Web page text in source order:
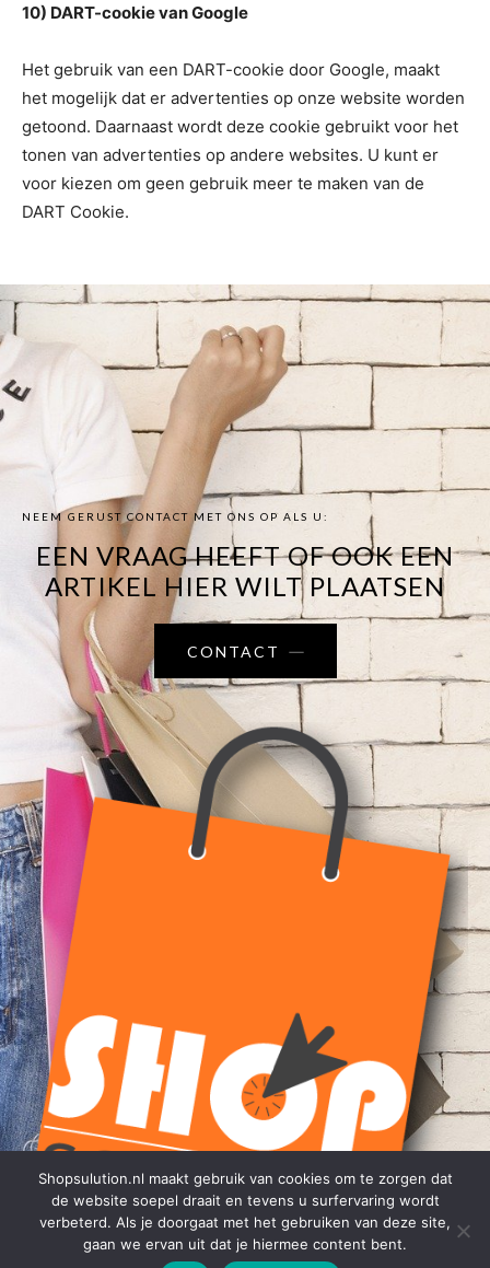
10) DART-cookie van Google
Het gebruik van een DART-cookie door Google, maakt
het mogelijk dat er advertenties op onze website worden
getoond. Daarnaast wordt deze cookie gebruikt voor het
tonen van advertenties op andere websites. U kunt er
voor kiezen om geen gebruik meer te maken van de
DART Cookie.
NEEM GERUST CONTACT MET ONS OP ALS U:
EEN VRAAG HEEFT OF OOK EEN
ARTIKEL HIER WILT PLAATSEN
CONTACT
Shopsulution.nl maakt gebruik van cookies om te zorgen dat
de website soepel draait en tevens u surfervaring wordt
verbeterd. Als je doorgaat met het gebruiken van deze site,
gaan we ervan uit dat je hiermee content bent.